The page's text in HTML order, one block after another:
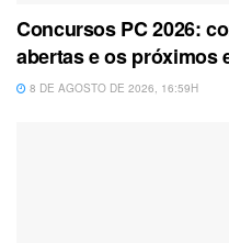
Concursos PC 2026:
abertas e os próximos
8 DE AGOSTO DE 2026, 16:59H